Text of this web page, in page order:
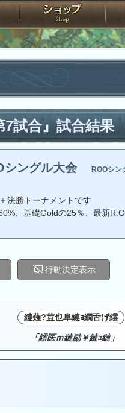
スタジオ ショ
試合』試合結果
シングル大会 ROOシン
決勝トーナメントです
、基礎Goldの25％、最新
行動決定表示
縺薙?荳也阜縺ｮ繝舌げ繧
「繧医ｍ縺励￥縺ｭ縺」